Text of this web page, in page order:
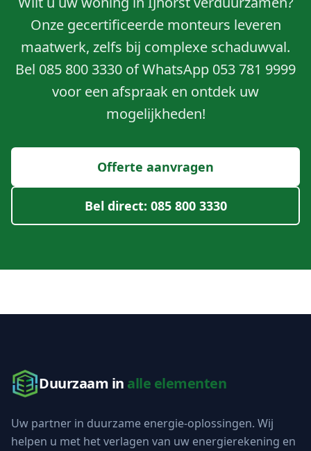
Onze gecertificeerde monteurs leveren
maatwerk, zelfs bij complexe schaduwval.
Bel 085 800 3330 of WhatsApp 053 781 9999
voor een afspraak en ontdek uw
mogelijkheden!
Offerte aanvragen
Bel direct: 085 800 3330
Duurzaam in alle elementen
Uw partner in duurzame energie-oplossingen. Wij
helpen u met het verlagen van uw energierekening en